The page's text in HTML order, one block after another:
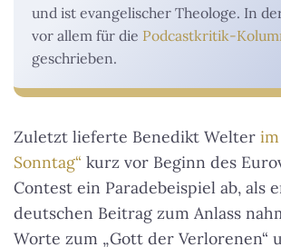
und ist evangelischer Theologe. In
vor allem für die Podcastkritik-
geschrieben.
Zuletzt lieferte Benedikt Welter
Sonntag“ kurz vor Beginn des
Contest ein Paradebeispiel ab, als
deutschen Beitrag zum Anlass
Worte zum „Gott der Verlorenen“